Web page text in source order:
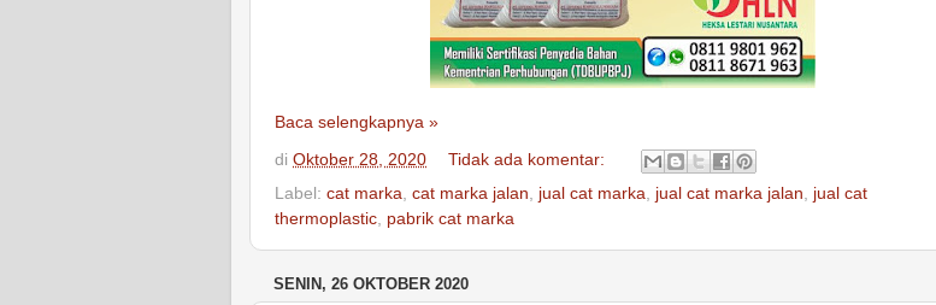
Baca selengkapnya »
di Oktober 28, 2020
Tidak ada komentar:
Label: cat marka, cat marka jalan, jual cat marka, jual cat marka jalan, jual cat
thermoplastic, pabrik cat marka
SENIN, 26 OKTOBER 2020